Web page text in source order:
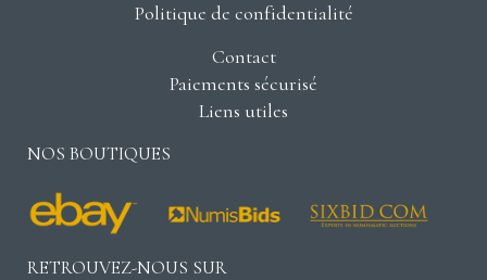
Politique de confidentialité
Contact
Paiements sécurisé
Liens utiles
NOS BOUTIQUES
RETROUVEZ-NOUS SUR